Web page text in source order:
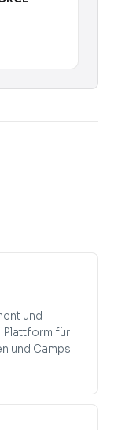
und
Plattform für
und Camps.